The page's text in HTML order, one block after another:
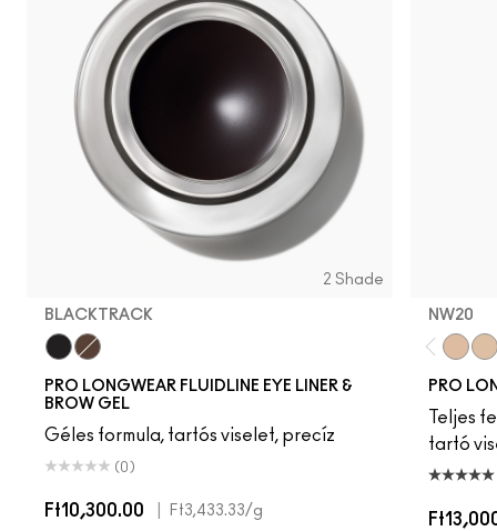
2 Shade
BLACKTRACK
PRO LONGWEAR FLUIDLINE EYE LINER &
BROW GEL
Géles formula, tartós viselet, precíz
(0)
Ft10,300.00 Ft3,433.33/g
NW20
PRO
Teljes
tartó